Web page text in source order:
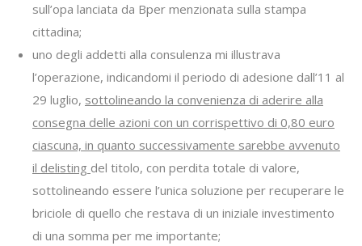
sull’opa lanciata da Bper menzionata sulla stampa
cittadina;
uno degli addetti alla consulenza mi illustrava
l’operazione, indicandomi il periodo di adesione dall’11 al
29 luglio, sottolineando la convenienza di aderire alla
consegna delle azioni con un corrispettivo di 0,80 euro
ciascuna, in quanto successivamente sarebbe avvenuto
il delisting del titolo, con perdita totale di valore,
sottolineando essere l’unica soluzione per recuperare le
briciole di quello che restava di un iniziale investimento
di una somma per me importante;